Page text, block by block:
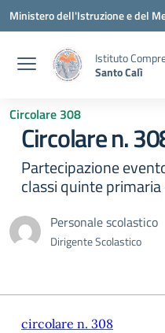
Vai ai contenuti
Vai al menu di navigazione
Vai al footer
Ministero dell'Istruzione e del
Istituto
Santo Calì
Circolare 308
Circolare n.
Partecipazione
classi quinte
Personale scolastico
Dirigente Scolastico
circolare n. 308